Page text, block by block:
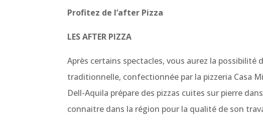
Profitez de l’after Pizza
LES AFTER PIZZA
Après certains spectacles, vous aurez la possibilité
traditionnelle, confectionnée par la pizzeria Casa
Dell-Aquila prépare des pizzas cuites sur pierre
connaitre dans la région pour la qualité de son